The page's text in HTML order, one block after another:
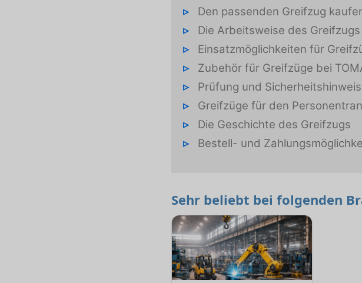
Den passenden Greifzug
Die Arbeitsweise des Greifzugs
Einsatzmöglichkeiten für
Zubehör für Greifzüge bei
Prüfung und
Greifzüge für den
Die Geschichte des Greifzugs
Bestell- und
Sehr beliebt bei folgenden